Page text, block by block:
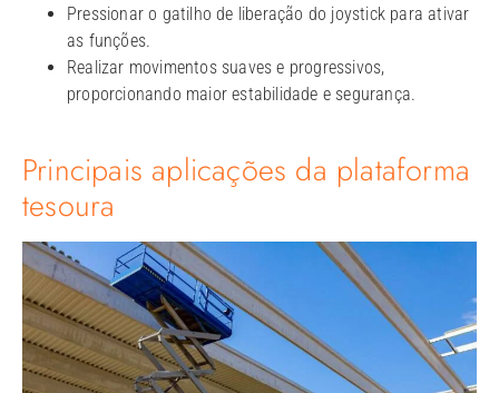
Pressionar o gatilho de liberação do joystick para ativar
as funções.
Realizar movimentos suaves e progressivos,
proporcionando maior estabilidade e segurança.
Principais aplicações da plataforma
tesoura